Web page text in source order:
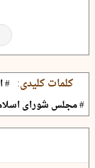
کلمات کلیدی: #
# مجلس شورای